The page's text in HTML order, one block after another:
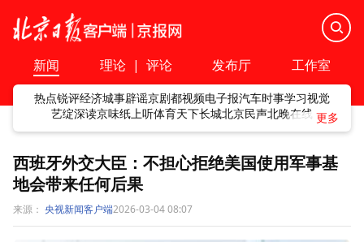
新闻 理论 | 评论 发布厅 工作室
热点锐评经济城事辟谣京剧都视频电子报汽车时事学习视觉
艺绽深读京味纸上听体育天下长城北京民声北晚在线
西班牙外交大臣：不担心拒绝美国使用军事基
地会带来任何后果
来源： 央视新闻客户端2026-03-04 08:07